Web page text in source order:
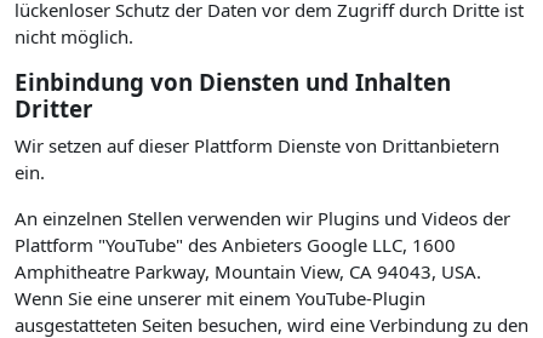
lückenloser Schutz der Daten vor dem Zugriff durch Dritte ist
nicht möglich.
Einbindung von Diensten und Inhalten
Dritter
Wir setzen auf dieser Plattform Dienste von Drittanbietern
ein.
An einzelnen Stellen verwenden wir Plugins und Videos der
Plattform "YouTube" des Anbieters Google LLC, 1600
Amphitheatre Parkway, Mountain View, CA 94043, USA.
Wenn Sie eine unserer mit einem YouTube-Plugin
ausgestatteten Seiten besuchen, wird eine Verbindung zu den